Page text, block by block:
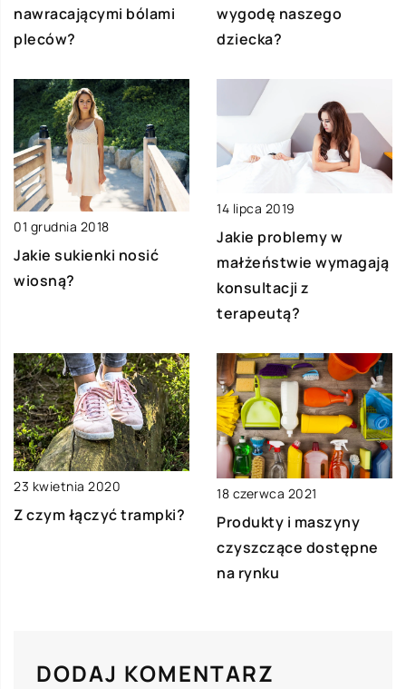
nawracającymi bólami
pleców?
wygodę naszego
dziecka?
01 grudnia 2018
Jakie sukienki nosić
wiosną?
14 lipca 2019
Jakie problemy w
małżeństwie wymagają
konsultacji z
terapeutą?
23 kwietnia 2020
Z czym łączyć trampki?
18 czerwca 2021
Produkty i maszyny
czyszczące dostępne
na rynku
DODAJ KOMENTARZ